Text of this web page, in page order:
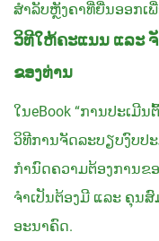
ສຳລັບຫຼັງຄາທີ່ຍື່ນອອກເ
ວິທີໃຫ້ຄະແນນ ແລະ
ຂອງທ່ານ
ໃນ​eBook “ການປະເມີ
ວິທີການຈັດລະບຽບງົບປ
ກຳນົດຄວາມຕ້ອງການຂ
ຈຳເປັນຕ້ອງມີ ແລະ ຄຸນ
ອະນາຄົດ.